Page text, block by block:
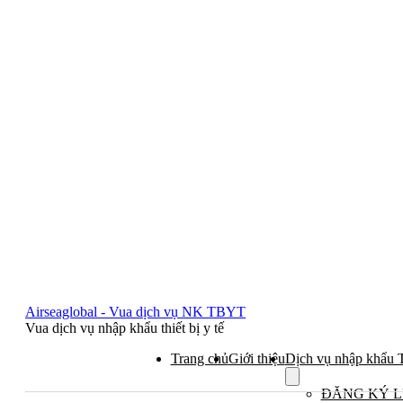
Airseaglobal - Vua dịch vụ NK TBYT
Vua dịch vụ nhập khẩu thiết bị y tế
Trang chủGiới thiệuDịch vụ nhập khẩu
submenuĐĂNG KÝ